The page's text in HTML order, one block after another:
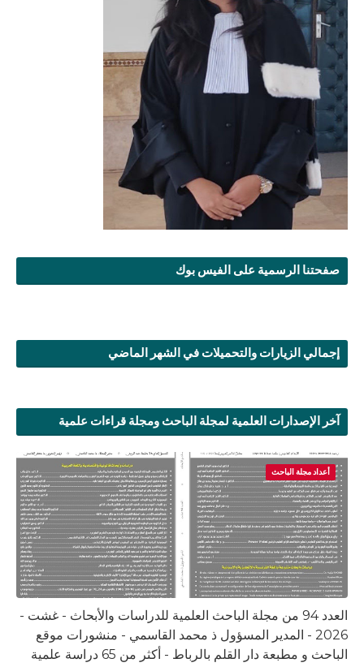
صفحتنا الرسمية على الفيس بوك
إجمالي الزيارات والتحميلات في الشهر الماضي
آخر الإصدارات العلمية لمجلة الباحث ومجلة قراءات علمية
أعداد مجلة الباحث
العدد 94 من مجلة الباحث العلمية للدراسات والأبحاث - غشت -
2026 - المدير المسؤول ذ محمد القاسمي - منشورات موقع
الباحث و مطبعة دار القلم بالرباط - أكثر من 65 دراسة علمية